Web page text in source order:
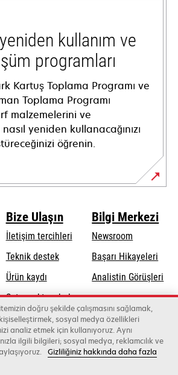
kullanım ve
programları
Kartuş Toplama Programı ve
Toplama Programı
malzemelerini ve
yeniden kullanacağınızı
öğrenin.
Bize Ulaşın
İletişim tercihleri
Teknik destekopens
new
tab
Ürün kaydı
Satış noktası bul
Toptancıların
listesi
Bilgi Merkezi
Newsroom
Başarı Hikayeleri
Analistin Görüşleri
doğru şekilde çalışmasını sağlamak,
sosyal medya özellikleri
analiz etmek için kullanıyoruz. Aynı
ilgili bilgileri; sosyal medya, reklamcılık ve
Gizliliğiniz hakkında daha fazla